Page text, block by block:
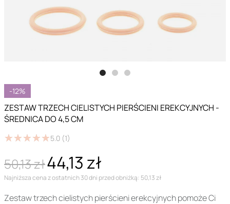
-12%
ZESTAW TRZECH CIELISTYCH PIERŚCIENI EREKCYJNYCH -
ŚREDNICA DO 4,5 CM
★★★★★
★★★★★5.0 (1)
50,13 zł44,13 zł
Najniższa cena z ostatnich 30 dni przed obniżką: 50,13 zł
Zestaw trzech cielistych pierścieni erekcyjnych pomoże Ci